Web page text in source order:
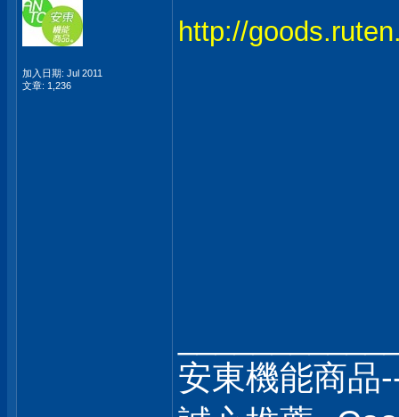
加入日期: Jul 2011
文章: 1,236
http://
安東機能商品